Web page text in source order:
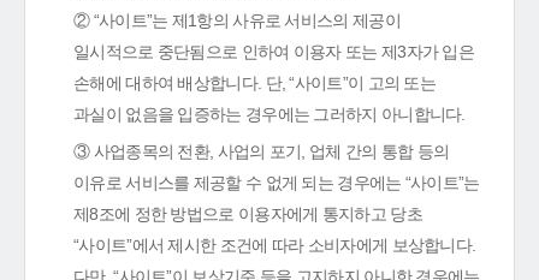
② “사이트”는 제1항의 사유로 서비스의 제공이
일시적으로 중단됨으로 인하여 이용자 또는 제3자가 입은
손해에 대하여 배상합니다. 단, “사이트”이 고의 또는
과실이 없음을 입증하는 경우에는 그러하지 아니합니다.
③ 사업종목의 전환, 사업의 포기, 업체 간의 통합 등의
이유로 서비스를 제공할 수 없게 되는 경우에는 “사이트”는
제8조에 정한 방법으로 이용자에게 통지하고 당초
“사이트”에서 제시한 조건에 따라 소비자에게 보상합니다.